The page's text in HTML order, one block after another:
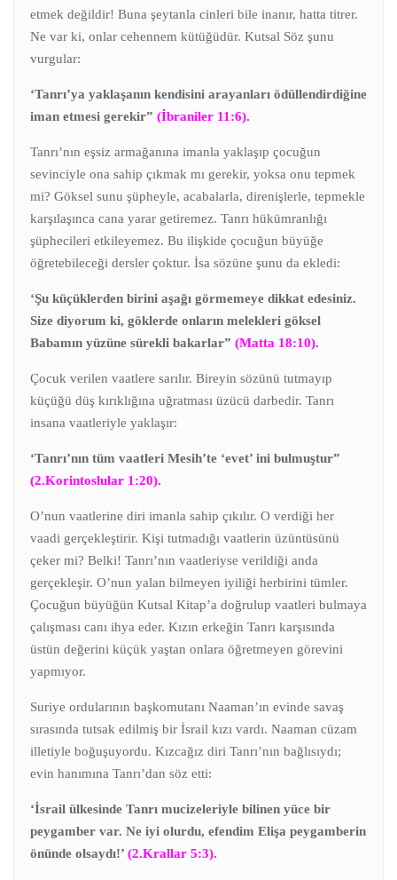
etmek değildir! Buna şeytanla cinleri bile inanır, hatta titrer.
Ne var ki, onlar cehennem kütüğüdür. Kutsal Söz şunu
vurgular:
‘Tanrı’ya yaklaşanın kendisini arayanları ödüllendirdiğine
iman etmesi gerekir” (İbraniler 11:6).
Tanrı’nın eşsiz armağanına imanla yaklaşıp çocuğun
sevinciyle ona sahip çıkmak mı gerekir, yoksa onu tepmek
mi? Göksel sunu şüpheyle, acabalarla, direnişlerle, tepmekle
karşılaşınca cana yarar getiremez. Tanrı hükümranlığı
şüphecileri etkileyemez. Bu ilişkide çocuğun büyüğe
öğretebileceği dersler çoktur. İsa sözüne şunu da ekledi:
‘Şu küçüklerden birini aşağı görmemeye dikkat edesiniz.
Size diyorum ki, göklerde onların melekleri göksel
Babamın yüzüne sürekli bakarlar” (Matta 18:10).
Çocuk verilen vaatlere sarılır. Bireyin sözünü tutmayıp
küçüğü düş kırıklığına uğratması üzücü darbedir. Tanrı
insana vaatleriyle yaklaşır:
‘Tanrı’nın tüm vaatleri Mesih’te ‘evet’ ini bulmuştur”
(2.Korintoslular 1:20).
O’nun vaatlerine diri imanla sahip çıkılır. O verdiği her
vaadi gerçekleştirir. Kişi tutmadığı vaatlerin üzüntüsünü
çeker mi? Belki! Tanrı’nın vaatleriyse verildiği anda
gerçekleşir. O’nun yalan bilmeyen iyiliği herbirini tümler.
Çocuğun büyüğün Kutsal Kitap’a doğrulup vaatleri bulmaya
çalışması canı ihya eder. Kızın erkeğin Tanrı karşısında
üstün değerini küçük yaştan onlara öğretmeyen görevini
yapmıyor.
Suriye ordularının başkomutanı Naaman’ın evinde savaş
sırasında tutsak edilmiş bir İsrail kızı vardı. Naaman cüzam
illetiyle boğuşuyordu. Kızcağız diri Tanrı’nın bağlısıydı;
evin hanımına Tanrı’dan söz etti:
‘İsrail ülkesinde Tanrı mucizeleriyle bilinen yüce bir
peygamber var. Ne iyi olurdu, efendim Elişa peygamberin
önünde olsaydı!’ (2.Krallar 5:3).